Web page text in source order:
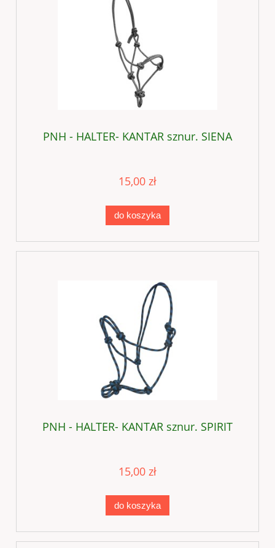
PNH - HALTER- KANTAR sznur. SIENA
15,00 zł
do koszyka
PNH - HALTER- KANTAR sznur. SPIRIT
15,00 zł
do koszyka